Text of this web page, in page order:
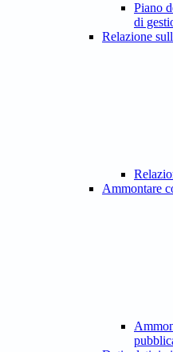
Piano
di
Relazione
Ammontare